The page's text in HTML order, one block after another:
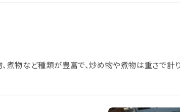
煮物など種類が豊富で、炒め物や煮物は重さで計り